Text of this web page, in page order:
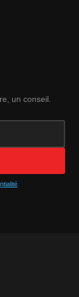
un conseil.